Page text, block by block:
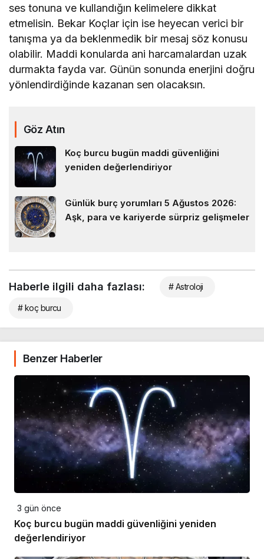
ses tonuna ve kullandığın kelimelere dikkat
etmelisin. Bekar Koçlar için ise heyecan verici bir
tanışma ya da beklenmedik bir mesaj söz konusu
olabilir. Maddi konularda ani harcamalardan uzak
durmakta fayda var. Günün sonunda enerjini doğru
yönlendirdiğinde kazanan sen olacaksın.
Göz Atın
Koç burcu bugün maddi güvenliğini
yeniden değerlendiriyor
Günlük burç yorumları 5 Ağustos 2026:
Aşk, para ve kariyerde sürpriz gelişmeler
Haberle ilgili daha fazlası: # Astroloji
# koç burcu
Benzer Haberler
3 gün önce
Koç burcu bugün maddi güvenliğini yeniden
değerlendiriyor